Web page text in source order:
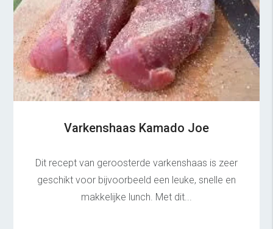
Varkenshaas Kamado Joe
Dit recept van geroosterde varkenshaas is zeer
geschikt voor bijvoorbeeld een leuke, snelle en
makkelijke lunch. Met dit...